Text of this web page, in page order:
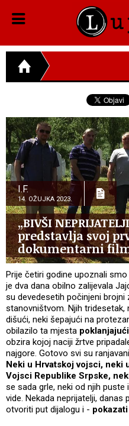
I.F.
14. OŽUJKA 2023.
„BIVŠI
predstavlja svoj
dokumentarni
Prije četiri godine upoznali
je dva dana obilno zalijevala
su devedesetih počinjeni brojni
stanovništvom. Njih tridesetak,
dišući, neki šepajući na
obilazilo ta mjesta
obzira kojoj naciji žrtve
najgore. Gotovo svi su
Neki u Hrvatskoj vojsci, neki
Vojsci Republike Srpske,
se sada grle, neki od njih puste
vide. Nekada neprijatelji,
otvoriti put dijalogu i -